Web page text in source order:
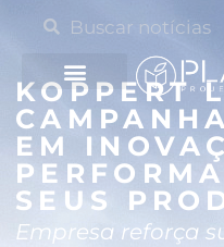
KOPPERT
EM
SEUS
Empresa reforça